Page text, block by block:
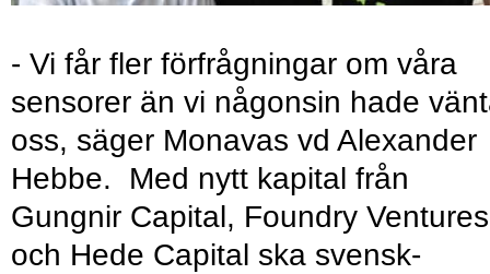
- Vi får fler förfrågningar om våra
sensorer än vi någonsin hade
oss, säger Monavas vd Alexander
Hebbe. Med nytt kapital från
Gungnir Capital, Foundry Ventures
och Hede Capital ska svensk-